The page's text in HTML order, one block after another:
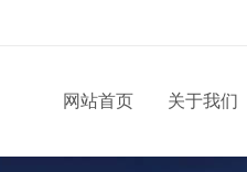
网站首页 关于我们